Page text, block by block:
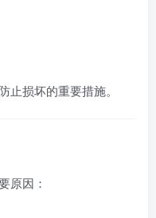
止损坏的重要措施。
原因：